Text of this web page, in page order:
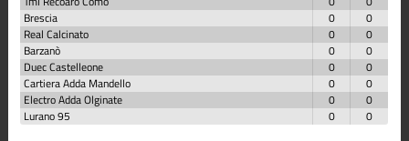
Brescia
0
0
Real Calcinato
0
0
Barzanò
0
0
Duec Castelleone
0
0
Cartiera Adda Mandello
0
0
Electro Adda Olginate
0
0
Lurano 95
0 0